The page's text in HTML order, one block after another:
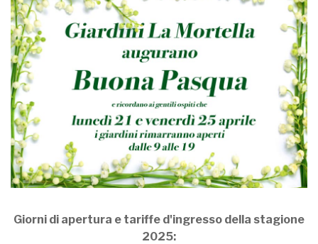
Giorni di apertura e tariffe d'ingresso della stagione
2025: